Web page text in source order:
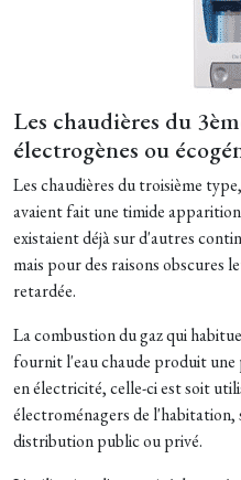
Les chaudières du
électrogènes ou
Les chaudières du troisième
avaient fait une timide
existaient déjà sur d'autres
mais pour des raisons obscures
retardée.
La combustion du gaz qui
fournit l'eau chaude produit
en électricité, celle-ci est soit
électroménagers de l'habitation,
distribution public ou privé.